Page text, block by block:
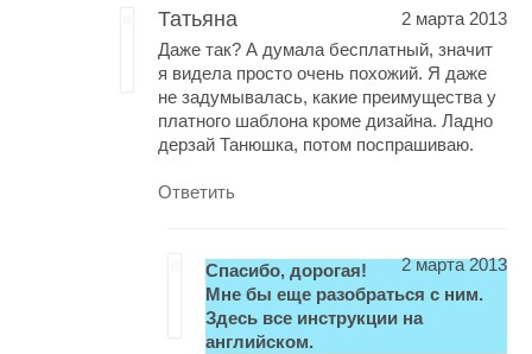
Татьяна
2 марта 2013
Даже так? А думала бесплатный, значит
я видела просто очень похожий. Я даже
не задумывалась, какие преимущества у
платного шаблона кроме дизайна. Ладно
дерзай Танюшка, потом поспрашиваю.
Ответить
2 марта 2013
Спасибо, дорогая!
Мне бы еще разобраться с ним.
Здесь все инструкции на
английском.